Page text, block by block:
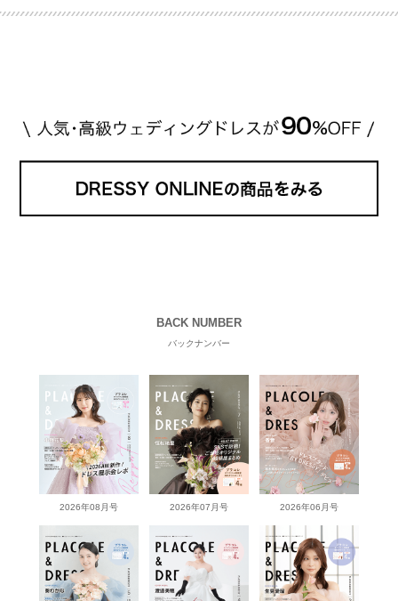
BACK NUMBER
バックナンバー
2026年08月号 2026年07月号 2026年06月号